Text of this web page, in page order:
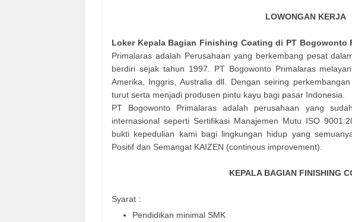
LOWONGAN KERJA
Loker Kepala Bagian Finishing Coating di PT Bogowonto
Primalaras adalah Perusahaan yang berkembang pesat
berdiri sejak tahun 1997. PT Bogowonto Primalaras
Amerika, Inggris, Australia dll. Dengan seiring
turut serta menjadi produsen pintu kayu bagi pasar Indonesia.
PT Bogowonto Primalaras adalah perusahaan yang
internasional seperti Sertifikasi Manajemen Mutu ISO
bukti kepedulian kami bagi lingkungan hidup yang
Positif dan Semangat KAIZEN (continous improvement).
KEPALA BAGIAN FINISHING
Syarat :
Pendidikan minimal SMK